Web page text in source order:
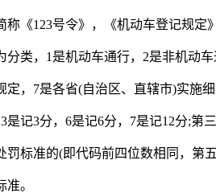
称《123号令》，《机动车登记规定
分类，1是机动车通行，2是非机动
定，7是各省(自治区、直辖市)实施
是记3分，6是记6分，7是记12分;第
罚标准的(即代码前四位数相同，第
。